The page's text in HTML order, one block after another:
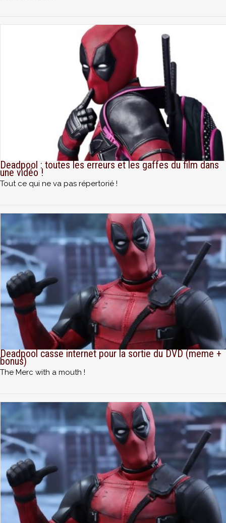
Deadpool : toutes les erreurs et les gaffes du film dans
une vidéo !
Tout ce qui ne va pas répertorié !
Deadpool casse internet pour la sortie du DVD (meme +
bonus)
The Merc with a mouth !